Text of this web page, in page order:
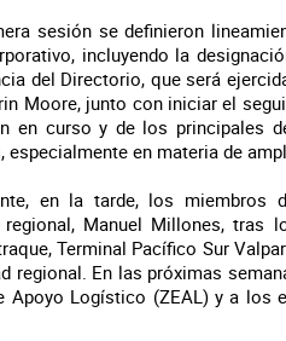
sesión se definieron
incluyendo la
del Directorio, que será
Moore, junto con iniciar el
en curso y de los principales
especialmente en materia de
en la tarde, los miembros
regional, Manuel Millones,
Terminal Pacífico Sur
regional. En las próximas
Apoyo Logístico (ZEAL) y a los